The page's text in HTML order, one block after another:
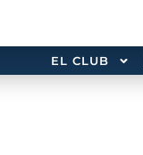
EL CLUB